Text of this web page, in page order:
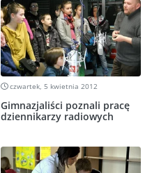
czwartek, 5 kwietnia 2012
Gimnazjaliści poznali pracę
dziennikarzy radiowych